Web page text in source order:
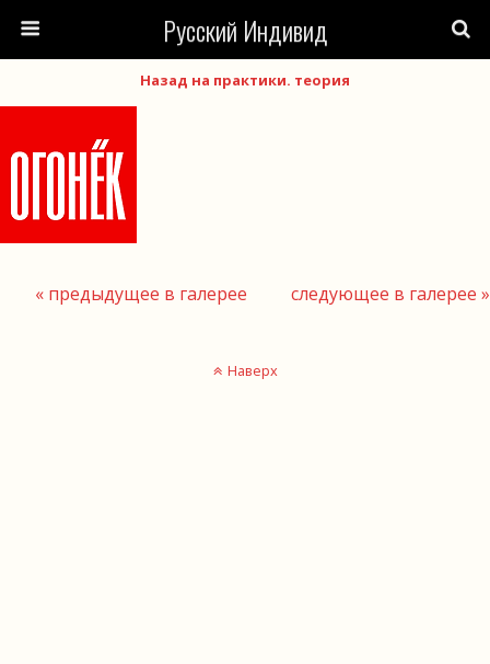
Русский Индивид
Назад на практики. теория
« предыдущее в галерее следующее в галерее »
Наверх